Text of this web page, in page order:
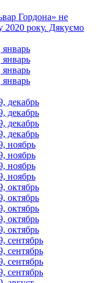
Гордона» не
2020 року. Дякуємо
декабрь
декабрь
декабрь
декабрь
ноябрь
ноябрь
ноябрь
ноябрь
октябрь
октябрь
октябрь
октябрь
октябрь
сентябрь
сентябрь
сентябрь
сентябрь